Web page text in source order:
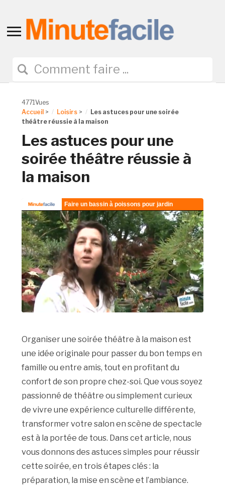
Toggle
navigation
4771Vues
Accueil > Loisirs >
Les astuces pour une soirée
théâtre réussie à la maison
Les astuces pour une
soirée théâtre réussie à
la maison
Organiser une soirée théâtre à la maison est
une idée originale pour passer du bon temps en
famille ou entre amis, tout en profitant du
confort de son propre chez-soi. Que vous soyez
passionné de théâtre ou simplement curieux
de vivre une expérience culturelle différente,
transformer votre salon en scène de spectacle
est à la portée de tous. Dans cet article, nous
vous donnons des astuces simples pour réussir
cette soirée, en trois étapes clés : la
préparation, la mise en scène et l’ambiance.